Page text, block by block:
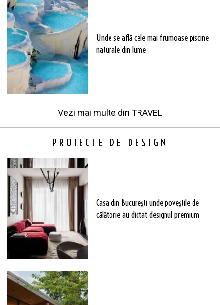
Unde se află cele mai frumoase piscine
naturale din lume
Vezi mai multe din TRAVEL
PROIECTE DE DESIGN
Casa din București unde poveștile de
călătorie au dictat designul premium